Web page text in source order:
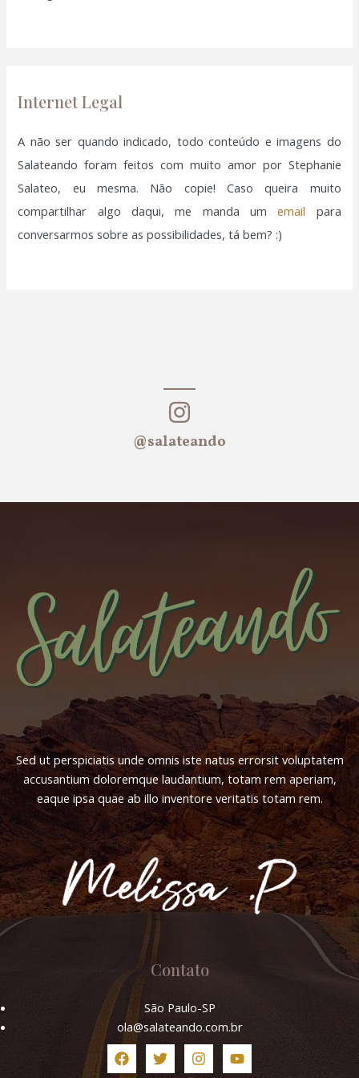
r
Internet Legal
A não ser quando indicado, todo conteúdo e imagens do
Salateando foram feitos com muito amor por Stephanie
Salateo, eu mesma. Não copie! Caso queira muito
compartilhar algo daqui, me manda umemail para
conversarmos sobre as possibilidades, tá bem? :)
@salateando
Sed ut perspiciatis unde omnis iste natus errorsit voluptatem
accusantium doloremque laudantium, totam rem aperiam,
eaque ipsa quae ab illo inventore veritatis totam rem.
Contato
São Paulo-SP
ola@salateando.com.br